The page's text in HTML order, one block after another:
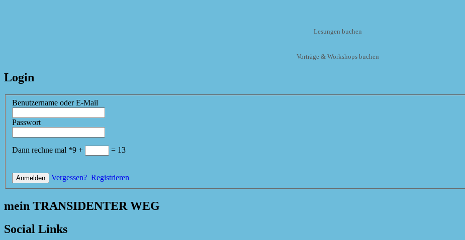
Lesungen buchen
Vorträge & Workshops buchen
Login
Benutzername oder E-Mail
Passwort
Dann rechne mal *9 + = 13
Vergessen? Registrieren
mein TRANSIDENTER WEG
Social Links